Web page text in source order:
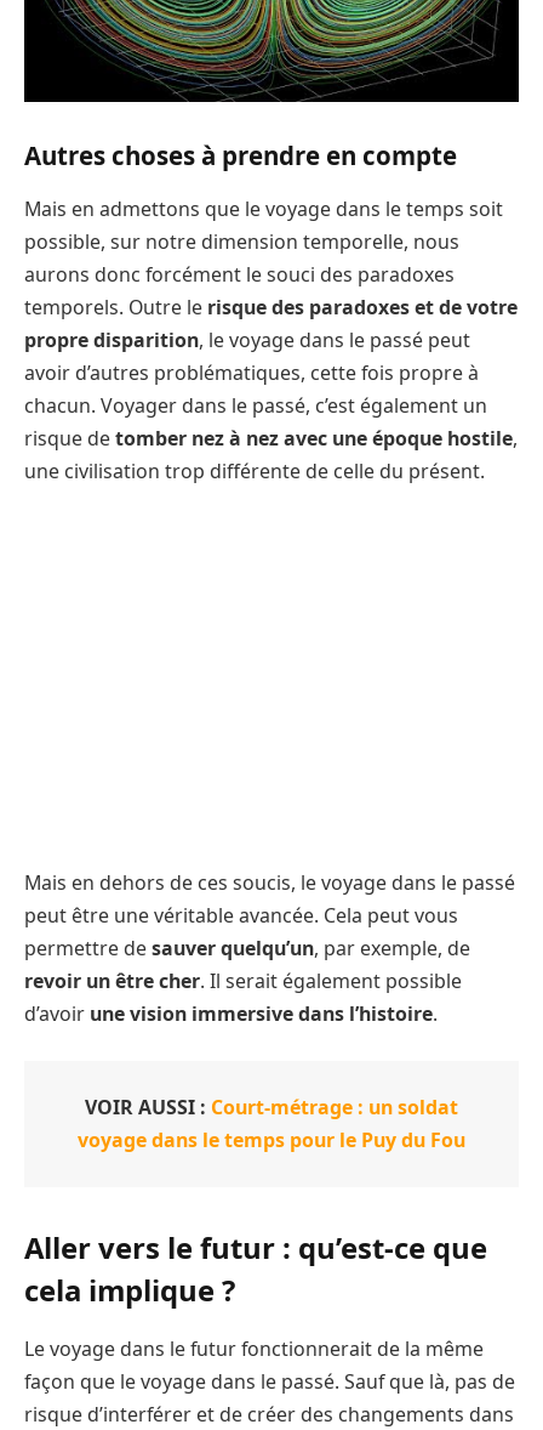
Autres choses à prendre en compte
Mais en admettons que le voyage dans le temps soit
possible, sur notre dimension temporelle, nous
aurons donc forcément le souci des paradoxes
temporels. Outre le risque des paradoxes et de votre
propre disparition, le voyage dans le passé peut
avoir d’autres problématiques, cette fois propre à
chacun. Voyager dans le passé, c’est également un
risque detomber nez à nez avec une époque hostile,
une civilisation trop différente de celle du présent.
Mais en dehors de ces soucis, le voyage dans le passé
peut être une véritable avancée. Cela peut vous
permettre desauver quelqu’un, par exemple, de
revoir un être cher. Il serait également possible
d’avoir une vision immersive dans l’histoire.
VOIR AUSSI : Court-métrage : un soldat
voyage dans le temps pour le Puy du Fou
Aller vers le futur : qu’est-ce que
cela implique ?
Le voyage dans le futur fonctionnerait de la même
façon que le voyage dans le passé. Sauf que là, pas de
risque d’interférer et de créer des changements dans